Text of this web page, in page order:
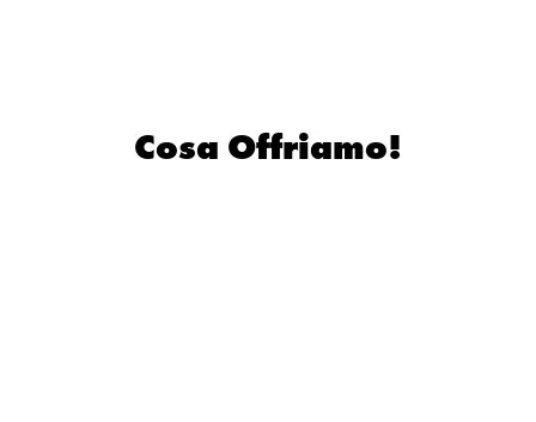
Cosa Offriamo!